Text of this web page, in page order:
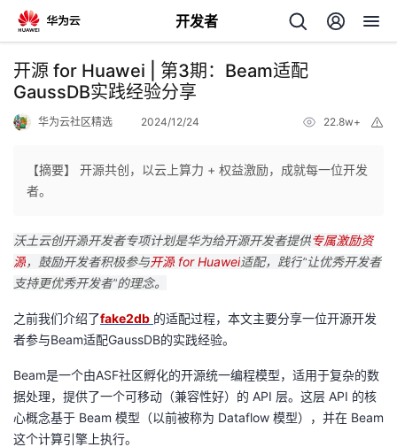
开发者
返
回
人
页
我
开
发
者
的
开
发
我
的
Programs
我
的
开源 for Huawei | 第3期：Beam适配
GaussDB实践经验分享
华为云社区精选 2024/12/24 22.8w+
【摘要】 开源共创，以云上算力 + 权益激励，成就每一位开发
者。
沃土云创开源开发者专项计划是华为给开源开发者提供专属激励资
源，鼓励开发者积极参与开源 for Huawei适配， 践行“让优秀开发者
支持更优秀开发者”的理念。
之前我们介绍了fake2db 的适配过程，本文主要分享一位开源开发
者参与Beam适配GaussDB的实践经验。
Beam是一个由ASF社区孵化的开源统一编程模型，适用于复杂的数
据处理，提供了一个可移动（兼容性好）的 API 层。这层 API 的核
心概念基于 Beam 模型（以前被称为 Dataflow 模型），并在 Beam
这个计算引擎上执行。